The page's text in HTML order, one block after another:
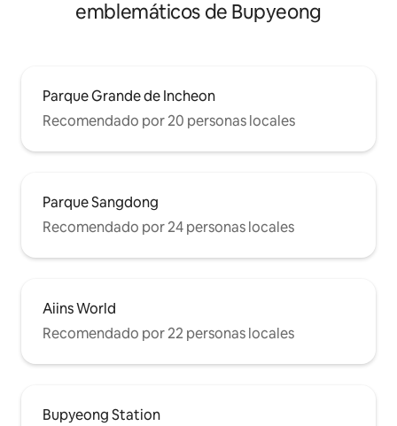
emblemáticos de Bupyeong
Parque Grande de Incheon
Recomendado por 20 personas locales
Parque Sangdong
Recomendado por 24 personas locales
Aiins World
Recomendado por 22 personas locales
Bupyeong Station